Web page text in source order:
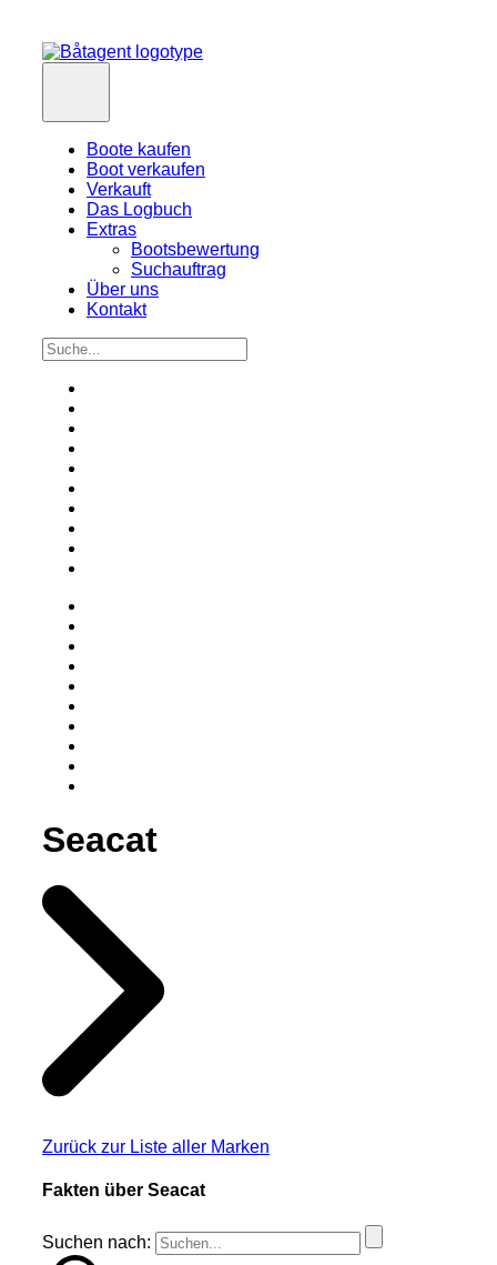
Boote kaufen
Boot verkaufen
Verkauft
Das Logbuch
Extras
Bootsbewertung
Suchauftrag
Über uns
Kontakt
Seacat
Zurück zur Liste aller Marken
Fakten über Seacat
Suchen nach: